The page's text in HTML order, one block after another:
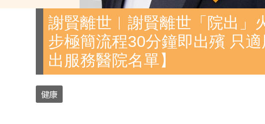
謝賢離世︱謝賢離世「院出」
步極簡流程30分鐘即出殯 只
出服務醫院名單】
健康